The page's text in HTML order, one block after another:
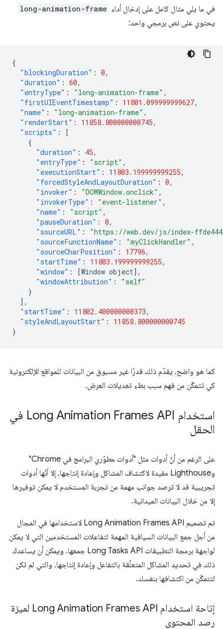
في ما يلي مثال كامل على إدخال أداء long-animation-frame
يحتوي على نص برمجي واحد:
{
"blockingDuration" : 0,
"duration" : 60,
"entryType" : "long-animation-frame" ,
"firstUIEventTimestamp" : 11801.099999999627,
"name" : "long-animation-frame" ,
"renderStart" : 11858.800000000745,
"scripts" :
[
{
"duration" : 45,
"entryType" : "script" ,
"executionStart" : 11803.199999999255,
"forcedStyleAndLayoutDuration" : 0,
"invoker" : "DOMWindow.onclick" ,
"invokerType" : "event-listener" ,
"name" : "script" ,
"pauseDuration" : 0,
"sourceURL" :
"https://web.dev/js/index-
"sourceFunctionName" : "myClickHandler" ,
"sourceCharPosition" : 17796,
"startTime" : 11803.199999999255,
"window" : [Window object],
"windowAttribution" :
"self"
}
],
"startTime" : 11802.400000000373,
"styleAndLayoutStart" :
11858.800000000745
}
كما هو واضح، يقدّم ذلك قدرًا غير مسبوق من البيانات للمواقع الإلكترونية
كي تتمكّن من فهم سبب بطء تعديلات العرض.
استخدام Long Animation Frames API في
الحقل
على الرغم من أنّ أدوات مثل "أدوات مطوّري البرامج في Chrome"
وLighthouse مفيدة لاكتشاف المشاكل وإعادة إنتاجها، إلا أنّها أدوات
تجريبية قد لا ترصد جوانب مهمة من تجربة المستخدم لا يمكن توفيرها
إلا من خلال البيانات الميدانية.
تم تصميم Long Animation Frames API لاستخدامها في المجال
من أجل جمع البيانات السياقية المهمة لتفاعلات المستخدمين التي لا يمكن
لواجهة برمجة التطبيقات Long Tasks API جمعها. ويمكن أن يساعدك
ذلك في تحديد المشاكل المتعلّقة بالتفاعل وإعادة إنتاجها، والتي لم تكن
لتتمكّن من اكتشافها بنفسك.
إتاحة استخدام Long Animation Frames API لميزة
رصد المحتوى